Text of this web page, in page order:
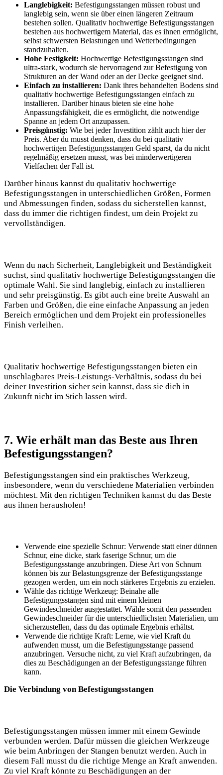
Langlebigkeit: Befestigungsstangen müssen robust und
langlebig sein, wenn sie über einen längeren Zeitraum
bestehen sollen. Qualitativ hochwertige Befestigungsstangen
bestehen aus hochwertigem Material, das es ihnen ermöglicht,
selbst schwersten Belastungen und Wetterbedingungen
standzuhalten.
Hohe Festigkeit: Hochwertige Befestigungsstangen sind
ultra-stark, wodurch sie hervorragend zur Befestigung von
Strukturen an der Wand oder an der Decke geeignet sind.
Einfach zu installieren: Dank ihres behandelten Bodens sind
qualitativ hochwertige Befestigungsstangen einfach zu
installieren. Darüber hinaus bieten sie eine hohe
Anpassungsfähigkeit, die es ermöglicht, die notwendige
Spanne an jedem Ort anzupassen.
Preisgünstig: Wie bei jeder Investition zählt auch hier der
Preis. Aber du musst denken, dass du bei qualitativ
hochwertigen Befestigungsstangen Geld sparst, da du nicht
regelmäßig ersetzen musst, was bei minderwertigeren
Vielfachen der Fall ist.
Darüber hinaus kannst du qualitativ hochwertige
Befestigungsstangen in unterschiedlichen Größen, Formen
und Abmessungen finden, sodass du sicherstellen kannst,
dass du immer die richtigen findest, um dein Projekt zu
vervollständigen.
Wenn du nach Sicherheit, Langlebigkeit und Beständigkeit
suchst, sind qualitativ hochwertige Befestigungsstangen die
optimale Wahl. Sie sind langlebig, einfach zu installieren
und sehr preisgünstig. Es gibt auch eine breite Auswahl an
Farben und Größen, die eine einfache Anpassung an jeden
Bereich ermöglichen und dem Projekt ein professionelles
Finish verleihen.
Qualitativ hochwertige Befestigungsstangen bieten ein
unschlagbares Preis-Leistungs-Verhältnis, sodass du bei
deiner Investition sicher sein kannst, dass sie dich in
Zukunft nicht im Stich lassen wird.
7. Wie erhält man das Beste aus Ihren
Befestigungsstangen?
Befestigungsstangen sind ein praktisches Werkzeug,
insbesondere, wenn du verschiedene Materialien verbinden
möchtest. Mit den richtigen Techniken kannst du das Beste
aus ihnen herausholen!
Verwende eine spezielle Schnur: Verwende statt einer dünnen
Schnur, eine dicke, stark faserige Schnur, um die
Befestigungsstange anzubringen. Diese Art von Schnurn
können bis zur Belastungsgrenze der Befestigungsstange
gezogen werden, um ein noch stärkeres Ergebnis zu erzielen.
Wähle das richtige Werkzeug: Beinahe alle
Befestigungsstangen sind mit einem kleinen
Gewindeschneider ausgestattet. Wähle somit den passenden
Gewindeschneider für die unterschiedlichsten Materialien, um
sicherzustellen, dass du das optimale Ergebnis erhältst.
Verwende die richtige Kraft: Lerne, wie viel Kraft du
aufwenden musst, um die Befestigungsstange passend
anzubringen. Versuche nicht, zu viel Kraft aufzubringen, da
dies zu Beschädigungen an der Befestigungsstange führen
kann.
Die Verbindung von Befestigungsstangen
Befestigungsstangen müssen immer mit einem Gewinde
verbunden werden. Dafür müssen die gleichen Werkzeuge
wie beim Anbringen der Stangen benutzt werden. Auch in
diesem Fall musst du die richtige Menge an Kraft anwenden.
Zu viel Kraft könnte zu Beschädigungen an der